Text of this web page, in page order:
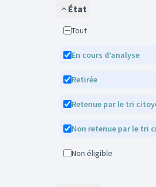
État
Tout
En cours d’analyse
Retirée
Retenue par le tri
Non retenue par le tri
Non éligible